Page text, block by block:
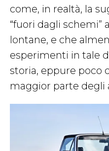
come, in realtà, la
“fuori dagli schemi”
lontane, e che
esperimenti in tale
storia, eppure poco
maggior parte degli